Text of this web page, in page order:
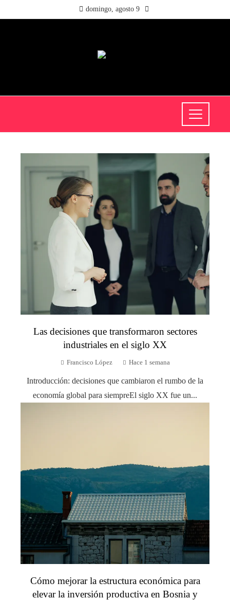
domingo, agosto 9
Cómo mejorar la estructura económica para
elevar la inversión productiva en Bosnia y
Las decisiones que transformaron sectores
industriales en el siglo XX
Francisco López Hace 1 semana
Introducción: decisiones que cambiaron el rumbo de la
economía global para siempreEl siglo XX fue un...